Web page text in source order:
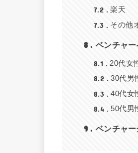
7.2 楽天
7.3 その他
8 ベンチャ
8.1 20代女
8.2 30代男
8.3 40代女
8.4 50代男
9 ベンチャ